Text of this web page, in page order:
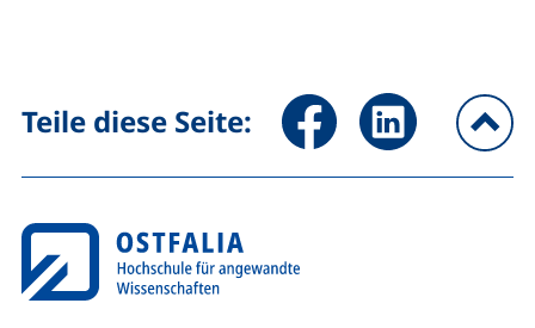
Teile diese Seite: Seite über Facebook teilen
Seite über